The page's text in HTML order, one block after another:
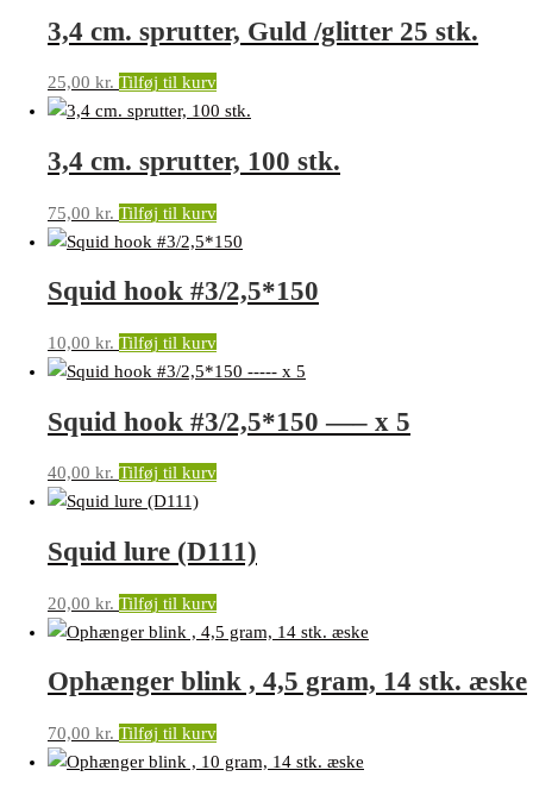
3,4 cm. sprutter, Guld /glitter 25 stk.
25,00 kr. Tilføj til kurv
3,4 cm. sprutter, 100 stk.
75,00 kr. Tilføj til kurv
Squid hook #3/2,5*150
10,00 kr. Tilføj til kurv
Squid hook #3/2,5*150 —– x 5
40,00 kr. Tilføj til kurv
Squid lure (D111)
20,00 kr. Tilføj til kurv
Ophænger blink , 4,5 gram, 14 stk. æske
70,00 kr. Tilføj til kurv